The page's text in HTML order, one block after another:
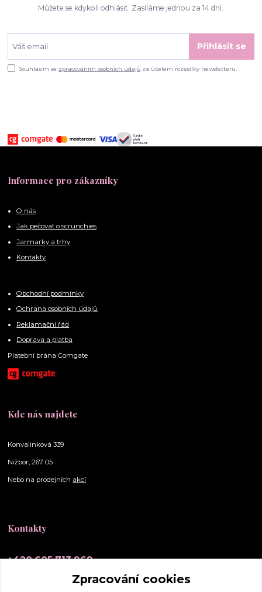
Můžete se kdykoli odhlásit. Zasíláme jednou za 14 dní.
Přihlásit se
Souhlasím se zpracováním osobních údajů za účelem rozesílky newsletteru.
Informace pro zákazníky
O nás
Jak pečovat o scrunchies
Jarmarky a trhy
Kontakty
Obchodní podmínky
Ochrana osobních údajů
Reklamační řád
Doprava a platba
Platební brána Comgate
Kde nás najdete
Konvalinková 339
Nižbor, 267 05
Nebo na prodejních akcí
Kontakty
+420 605 713 969
Zpracování cookies